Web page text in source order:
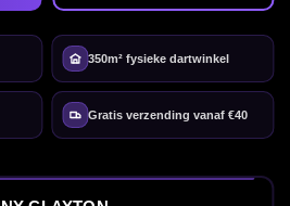
350m² fysieke dartwinkel
Gratis verzending vanaf €40